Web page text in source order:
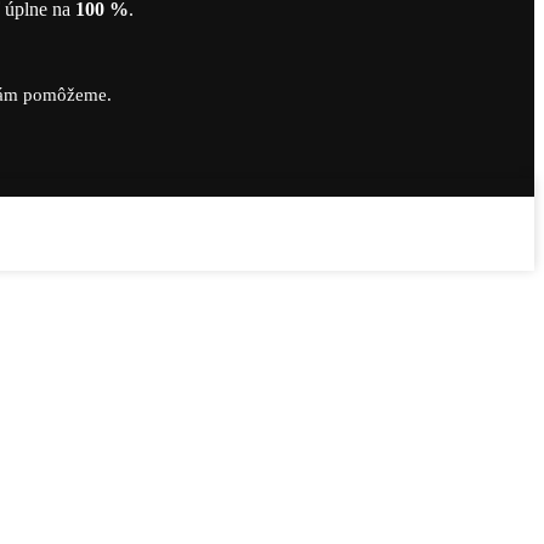
na 100 %.
pomôžeme.